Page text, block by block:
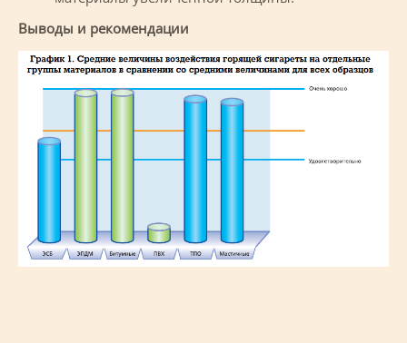
Выводы и рекомендации